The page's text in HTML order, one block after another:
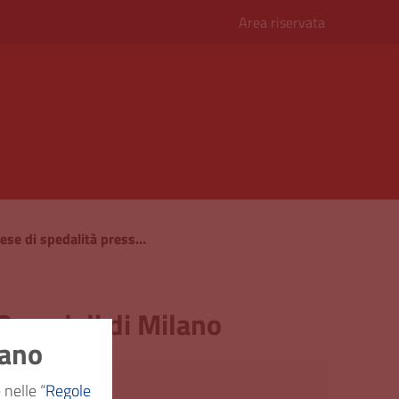
“Regole
Area riservata
Notifiche di ricovero e spese di spedalità presso l’Istituto e Ospedali di Milano
di Milano